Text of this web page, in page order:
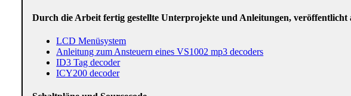
Durch die Arbeit fertig gestellte Unterprojekte und Anleitungen,
LCD Menüsystem
Anleitung zum Ansteuern eines VS1002 mp3 decoders
ID3 Tag decoder
ICY200 decoder